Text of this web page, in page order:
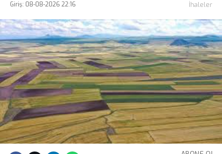
Giriş: 08-08-2026 22:16 İhaleler